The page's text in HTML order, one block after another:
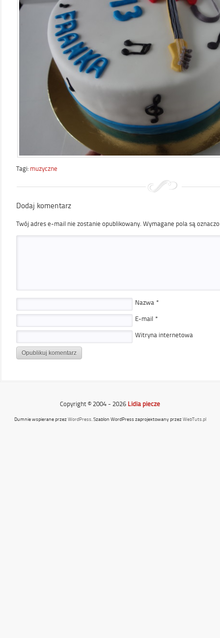
Tagi: muzyczne
Dodaj komentarz
Twój adres e-mail nie zostanie opublikowany. Wymagane pola są
Nazwa *
E-mail *
Witryna internetowa
Copyright © 2004 - 2026 Lidia piecze
Dumnie wspierane przezWordPress. Szablon WordPress zaprojektowany przezWebTuts.pl